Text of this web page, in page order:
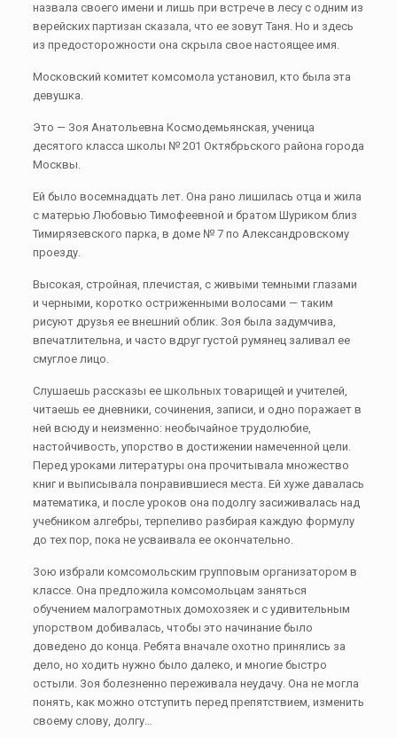
назвала своего имени и лишь при встрече в лесу с одним из
верейских партизан сказала, что ее зовут Таня. Но и здесь
из предосторожности она скрыла свое настоящее имя.
Московский комитет комсомола установил, кто была эта
девушка.
Это — Зоя Анатольевна Космодемьянская, ученица
десятого класса школы № 201 Октябрьского района города
Москвы.
Ей было восемнадцать лет. Она рано лишилась отца и жила
с матерью Любовью Тимофеевной и братом Шуриком близ
Тимирязевского парка, в доме № 7 по Александровскому
проезду.
Высокая, стройная, плечистая, с живыми темными глазами
и черными, коротко остриженными волосами — таким
рисуют друзья ее внешний облик. Зоя была задумчива,
впечатлительна, и часто вдруг густой румянец заливал ее
смуглое лицо.
Слушаешь рассказы ее школьных товарищей и учителей,
читаешь ее дневники, сочинения, записи, и одно поражает в
ней всюду и неизменно: необычайное трудолюбие,
настойчивость, упорство в достижении намеченной цели.
Перед уроками литературы она прочитывала множество
книг и выписывала понравившиеся места. Ей хуже давалась
математика, и после уроков она подолгу засиживалась над
учебником алгебры, терпеливо разбирая каждую формулу
до тех пор, пока не усваивала ее окончательно.
Зою избрали комсомольским групповым организатором в
классе. Она предложила комсомольцам заняться
обучением малограмотных домохозяек и с удивительным
упорством добивалась, чтобы это начинание было
доведено до конца. Ребята вначале охотно принялись за
дело, но ходить нужно было далеко, и многие быстро
остыли. Зоя болезненно переживала неудачу. Она не могла
понять, как можно отступить перед препятствием, изменить
своему слову, долгу…